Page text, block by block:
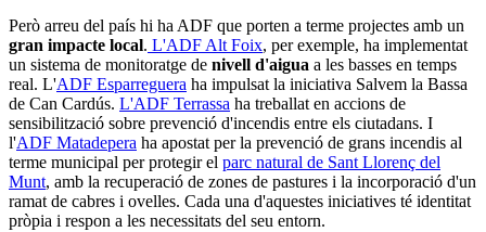
Però arreu del país hi ha ADF que porten a terme projectes amb un
gran impacte local. L'ADF Alt Foix, per exemple, ha implementat
un sistema de monitoratge de nivell d'aigua a les basses en temps
real. L'ADF Esparreguera ha impulsat la iniciativa Salvem la Bassa
de Can Cardús. L'ADF Terrassa ha treballat en accions de
sensibilització sobre prevenció d'incendis entre els ciutadans. I
l'ADF Matadepera ha apostat per la prevenció de grans incendis al
terme municipal per protegir el parc natural de Sant Llorenç del
Munt, amb la recuperació de zones de pastures i la incorporació d'un
ramat de cabres i ovelles. Cada una d'aquestes iniciatives té identitat
pròpia i respon a les necessitats del seu entorn.